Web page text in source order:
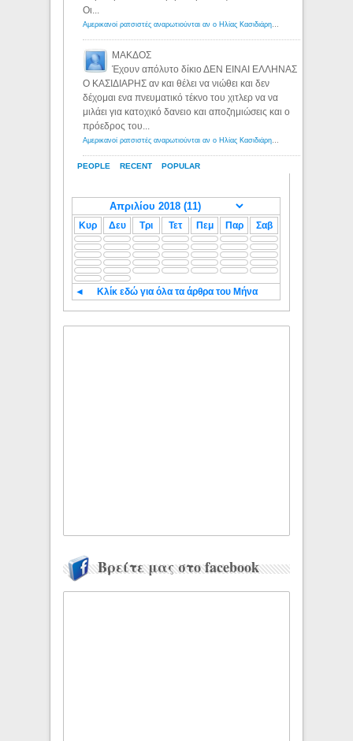
PEOPLE RECENT POPULAR
Οι...
ΜΑΚΔΟΣ
Έχουν απόλυτο δίκιο ΔΕΝ ΕΙΝΑΙ ΕΛΛΗΝΑΣ
Ο ΚΑΣΙΔΙΑΡΗΣ αν και θέλει να νιώθει και δεν
δέχομαι ενα πνευματικό τέκνο του χιτλερ να να
μιλάει για κατοχικό δανειο και αποζημιώσεις και ο
πρόεδρος του...
Κυρ Δευ Τρι Τετ Πεμ Παρ Σαβ
◄ Κλίκ εδώ για όλα τα άρθρα του Μήνα
Βρείτε μας στο facebook